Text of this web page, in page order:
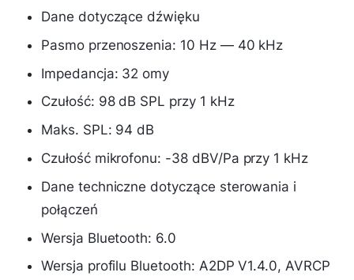
Dane dotyczące dźwięku
Pasmo przenoszenia: 10 Hz — 40 kHz
Impedancja: 32 omy
Czułość: 98 dB SPL przy 1 kHz
Maks. SPL: 94 dB
Czułość mikrofonu: -38 dBV/Pa przy 1 kHz
Dane techniczne dotyczące sterowania i
połączeń
Wersja Bluetooth: 6.0
Wersja profilu Bluetooth: A2DP V1.4.0, AVRCP